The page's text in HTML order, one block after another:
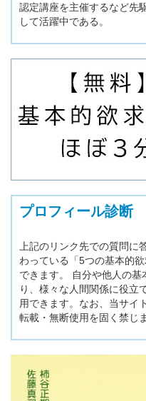
認定講座を主催するなど先
して活躍中である。
プロフィール診断
上記のリンク先での質問
わっている「5つの基本的
できます。 自分や他人の基
り、様々な人間関係に役立
用できます。なお、当サイ
転載・無断使用を固く禁じま